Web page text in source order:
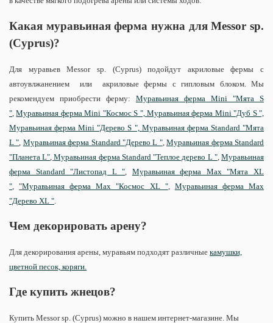
Какая муравьиная ферма нужна дляMessor sp.
(Cyprus)?
Для муравьев Messor sp. (Cyprus) подойдут акриловые фермы с
автоувлжанением или акриловые фермы с гипловым блоком. Мы
рекомендуем приобрести ферму: Муравьиная ферма Mini "Мята S
" ,Муравьиная ферма Mini "Космос S ", Муравьиная ферма Mini "Дуб S ",
Муравьиная ферма Mini "Дерево S ", Муравьиная ферма Standard "Мята
L " Муравьиная ферма Standard "Дерево L ",Муравьиная ферма Standard
"Планета L" ,Муравьиная ферма Standard "Теплое дерево L ",Муравьиная
ферма Standard "Листопад L "
Муравьиная ферма Max "Мята XL
" ,"Муравьиная ферма Max "Космос XL ", Муравьиная ферма Max
"Дерево XL "
Чем декорировать арену?
Для декорирования арены, муравьям подходят различные камушки,
цветной песок, коряги.
Где купить жнецов?
Купить Messor sp. (Cyprus) можно в нашем интернет-магазине. Мы